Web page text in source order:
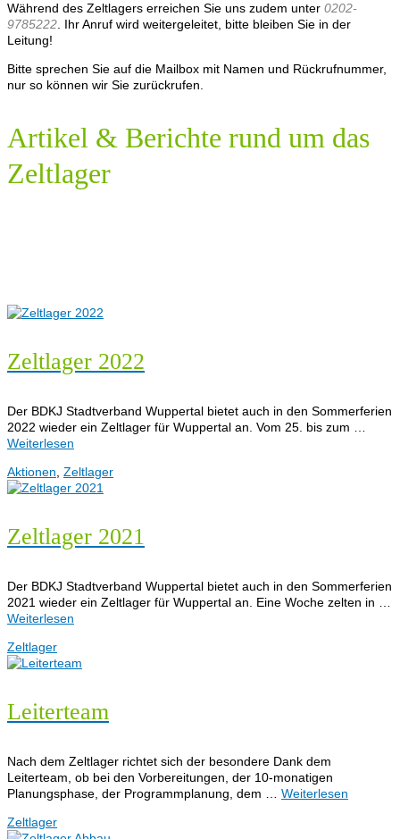
Während des Zeltlagers erreichen Sie uns zudem unter 0202-
9785222. Ihr Anruf wird weitergeleitet, bitte bleiben Sie in der
Leitung!
Bitte sprechen Sie auf die Mailbox mit Namen und Rückrufnummer,
nur so können wir Sie zurückrufen.
Artikel & Berichte rund um das
Zeltlager
Zeltlager 2022
Der BDKJ Stadtverband Wuppertal bietet auch in den Sommerferien
2022 wieder ein Zeltlager für Wuppertal an. Vom 25. bis zum …
Weiterlesen
Aktionen Zeltlager
Zeltlager 2021
Der BDKJ Stadtverband Wuppertal bietet auch in den Sommerferien
2021 wieder ein Zeltlager für Wuppertal an. Eine Woche zelten in …
Weiterlesen
Zeltlager
Leiterteam
Nach dem Zeltlager richtet sich der besondere Dank dem
Leiterteam, ob bei den Vorbereitungen, der 10-monatigen
Planungsphase, der Programmplanung, dem … Weiterlesen
Zeltlager